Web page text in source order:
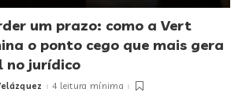
um prazo: como a Vert
o ponto cego que mais gera
no jurídico
4 leitura mínima